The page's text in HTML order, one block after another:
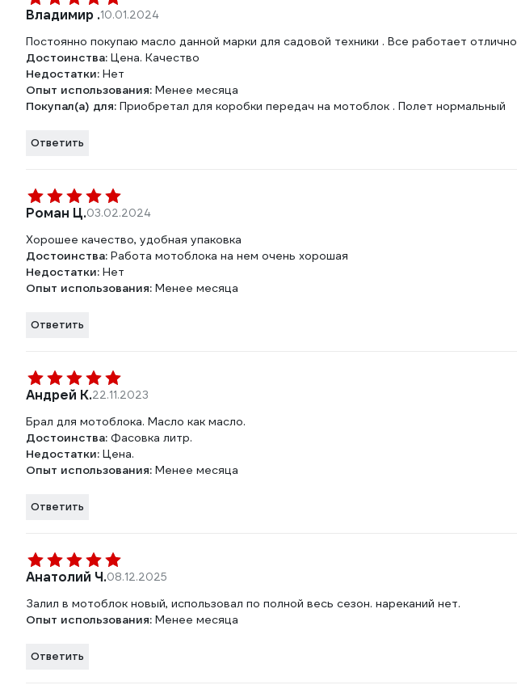
Владимир .10.01.2024
Постоянно покупаю масло данной марки для садовой техники . Все работает отлично
Достоинства: Цена. Качество
Недостатки: Нет
Опыт использования: Менее месяца
Покупал(а) для: Приобретал для коробки передач на мотоблок . Полет нормальный
Ответить
Роман Ц.03.02.2024
Хорошее качество, удобная упаковка
Достоинства: Работа мотоблока на нем очень хорошая
Недостатки: Нет
Опыт использования: Менее месяца
Ответить
Андрей К.22.11.2023
Брал для мотоблока. Масло как масло.
Достоинства: Фасовка литр.
Недостатки: Цена.
Опыт использования: Менее месяца
Ответить
Анатолий Ч.08.12.2025
Залил в мотоблок новый, использовал по полной весь сезон. нареканий нет.
Опыт использования: Менее месяца
Ответить